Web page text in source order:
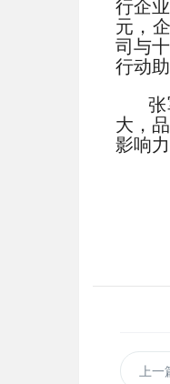
元，
司与
行动
大，
影响
上一